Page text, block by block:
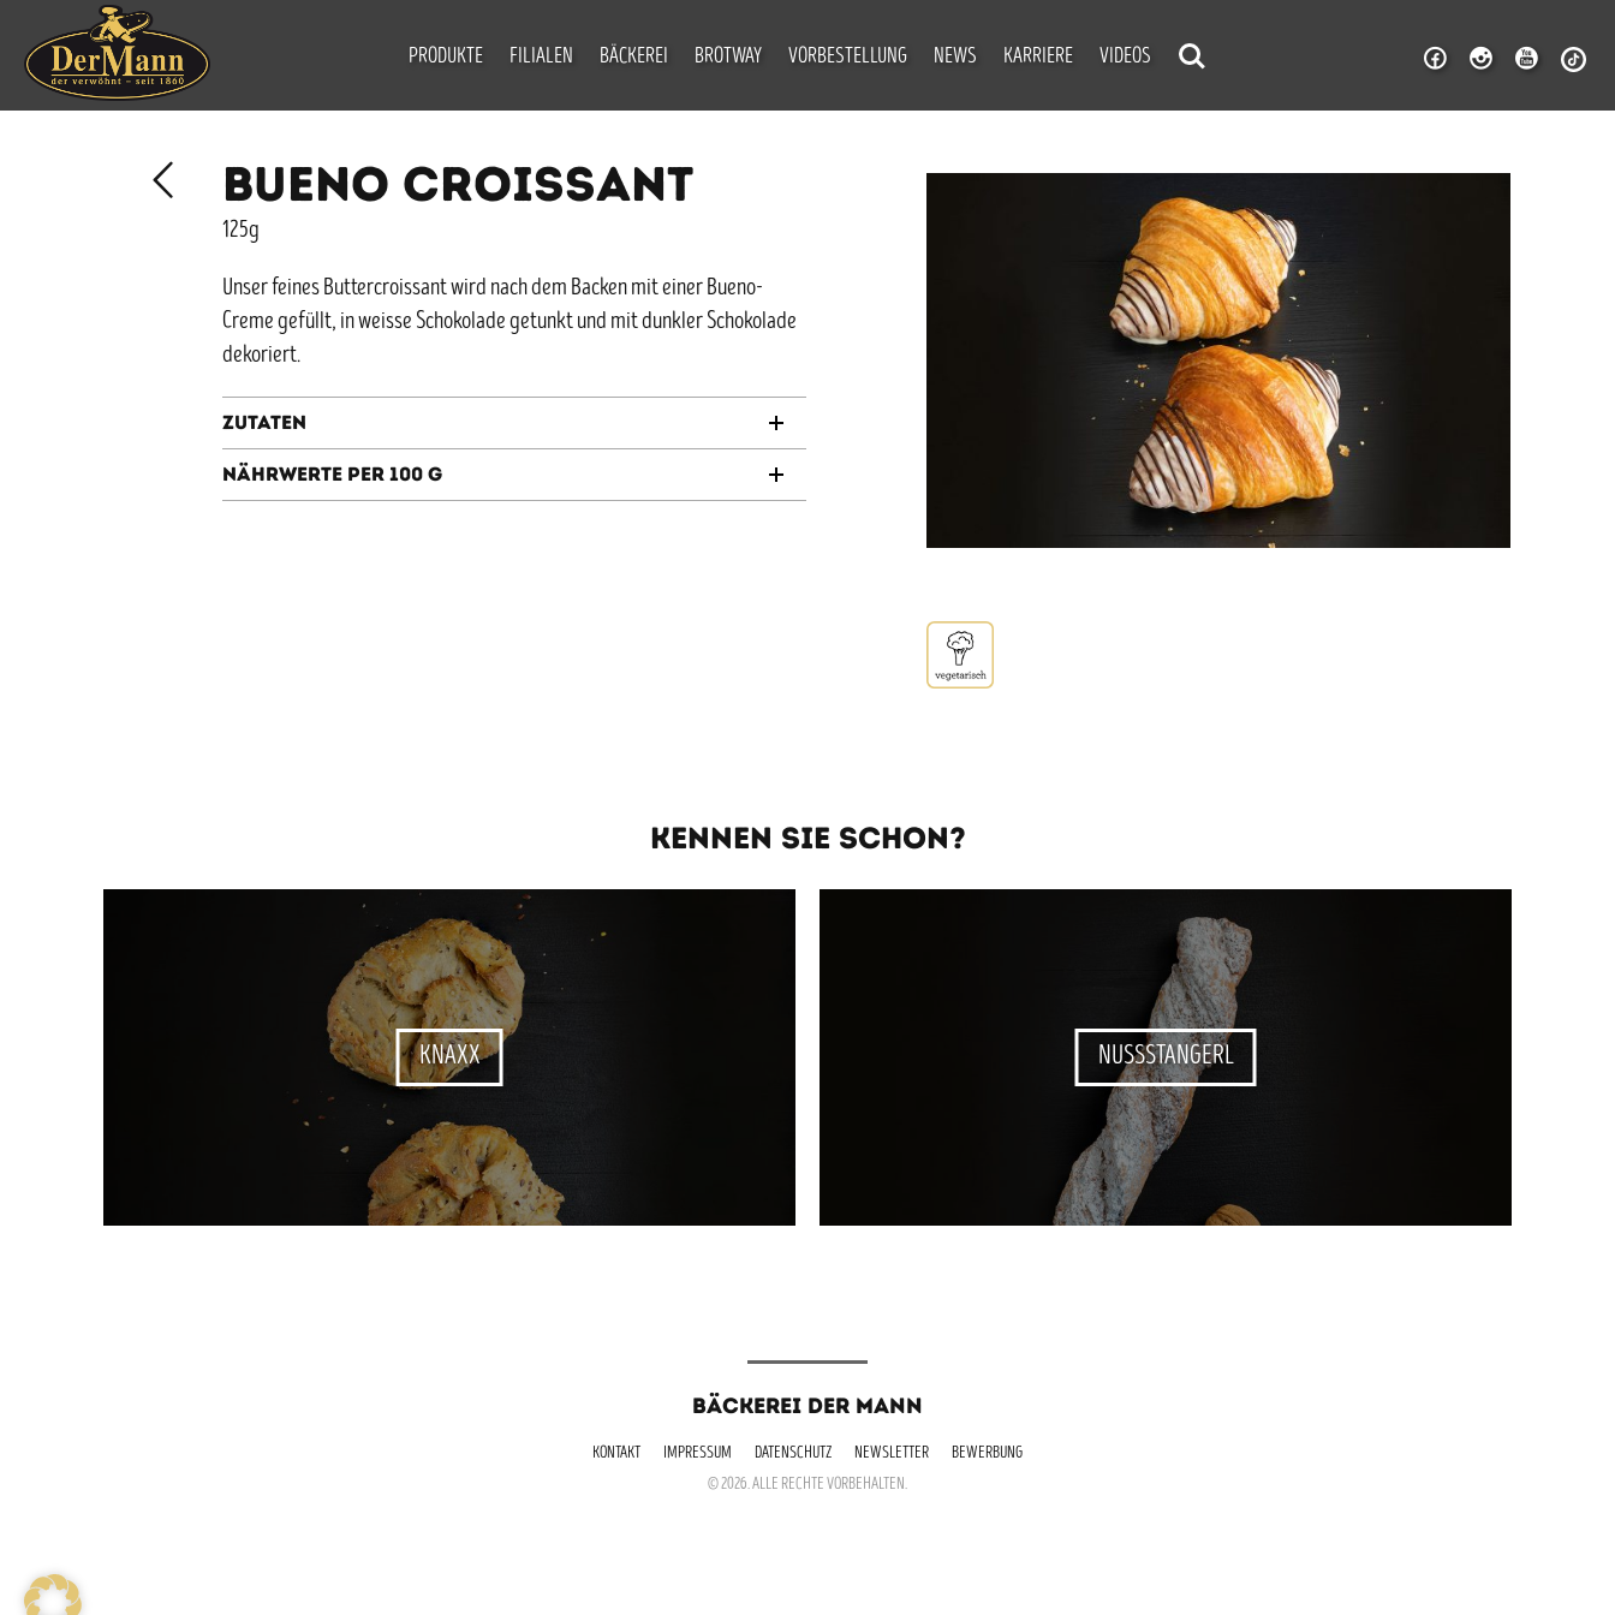
PRODUKTE FILIALEN BÄCKEREI BROTWAY VORBESTELLUNG NEWS KARRIERE VIDEOS
BUENO CROISSANT
125g
Unser feines Buttercroissant wird nach dem Backen mit einer Bueno-
Creme gefüllt, in weisse Schokolade getunkt und mit dunkler Schokolade
dekoriert.
Zutaten
Nährwerte per 100 g
KENNEN SIE SCHON?
KNAXX NUSSSTANGERL
BÄCKEREI DER MANN
KONTAKT IMPRESSUM DATENSCHUTZ NEWSLETTER
BEWERBUNG
© 2026. ALLE RECHTE VORBEHALTEN.